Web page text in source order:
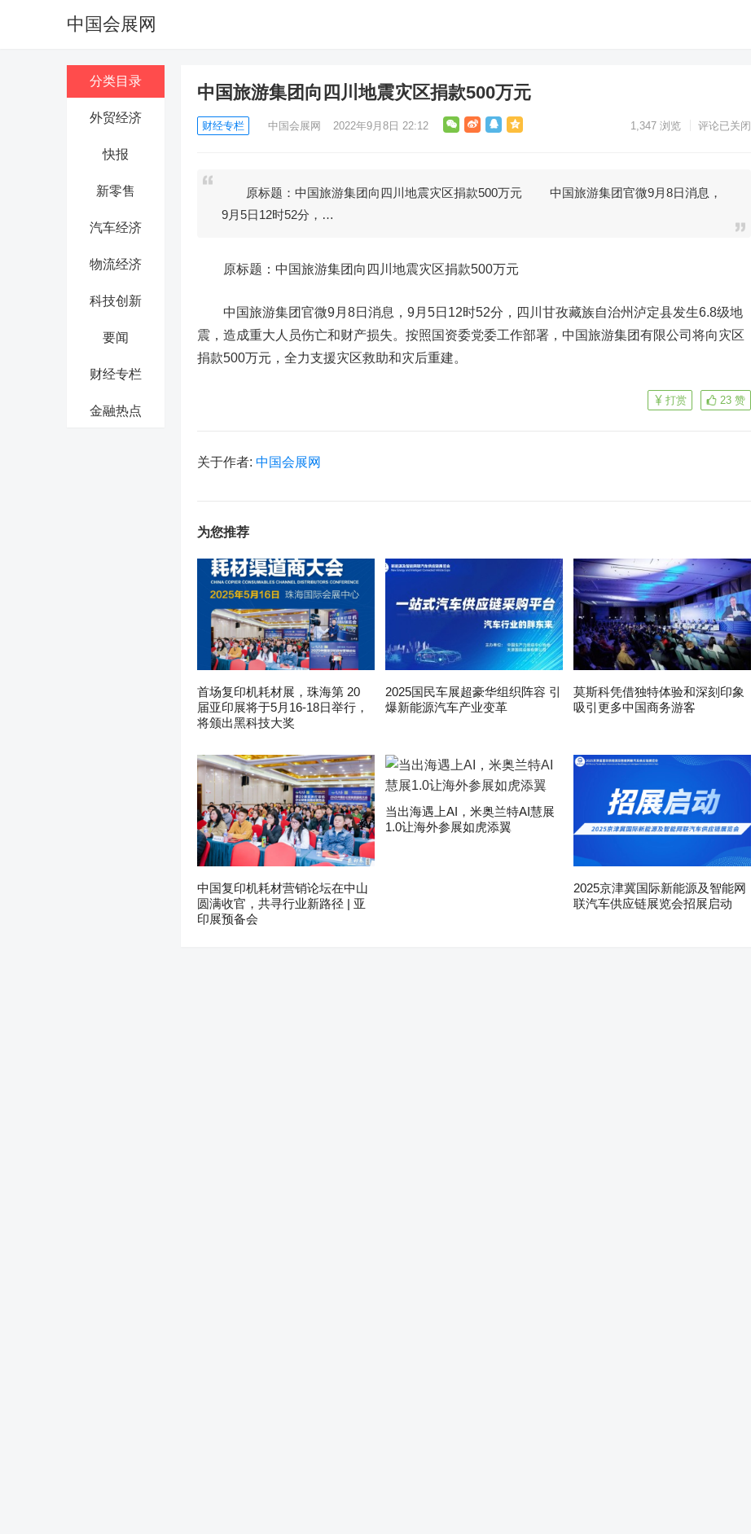
中国会展网
分类目录
外贸经济
快报
新零售
汽车经济
物流经济
科技创新
要闻
财经专栏
金融热点
中国旅游集团向四川地震灾区捐款500万元
财经专栏 中国会展网 2022年9月8日 22:12 1,347 浏览 评论已关闭
原标题：中国旅游集团向四川地震灾区捐款500万元 中国旅游集团官微9月8日消息，
9月5日12时52分，…
原标题：中国旅游集团向四川地震灾区捐款500万元
中国旅游集团官微9月8日消息，9月5日12时52分，四川甘孜藏族自治州泸定县发生6.8级地
震，造成重大人员伤亡和财产损失。按照国资委党委工作部署，中国旅游集团有限公司将向灾区
捐款500万元，全力支援灾区救助和灾后重建。
23 赞
打赏
关于作者: 中国会展网
为您推荐
首场复印机耗材展，珠海第 20
届亚印展将于5月16-18日举行，
将颁出黑科技大奖
2025国民车展超豪华组织阵容 引
爆新能源汽车产业变革
莫斯科凭借独特体验和深刻印象
吸引更多中国商务游客
中国复印机耗材营销论坛在中山
圆满收官，共寻行业新路径 | 亚
印展预备会
当出海遇上AI，米奥兰特AI慧展
1.0让海外参展如虎添翼
2025京津冀国际新能源及智能网
联汽车供应链展览会招展启动